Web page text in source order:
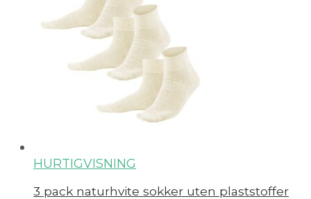
HURTIGVISNING
3 pack naturhvite sokker uten plaststoffer